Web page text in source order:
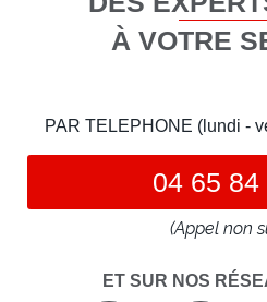
À VOTRE
PAR TELEPHONE (lundi -
04 65 84
(Appel non
ET SUR NOS